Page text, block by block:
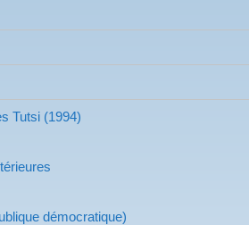
Tutsi (1994)
démocratique)